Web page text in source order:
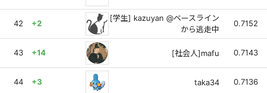
42 +2
[学生] kazuyan @ベースライン
から逃走中
0.7152
43 +14 [社会人]mafu 0.7143
44 +3 taka34 0.7136